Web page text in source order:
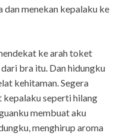
dan menekan kepalaku ke
ke arah toket
bra itu. Dan hidungku
kehitaman. Segera
kepalaku seperti hilang
membuat aku
menghirup aroma